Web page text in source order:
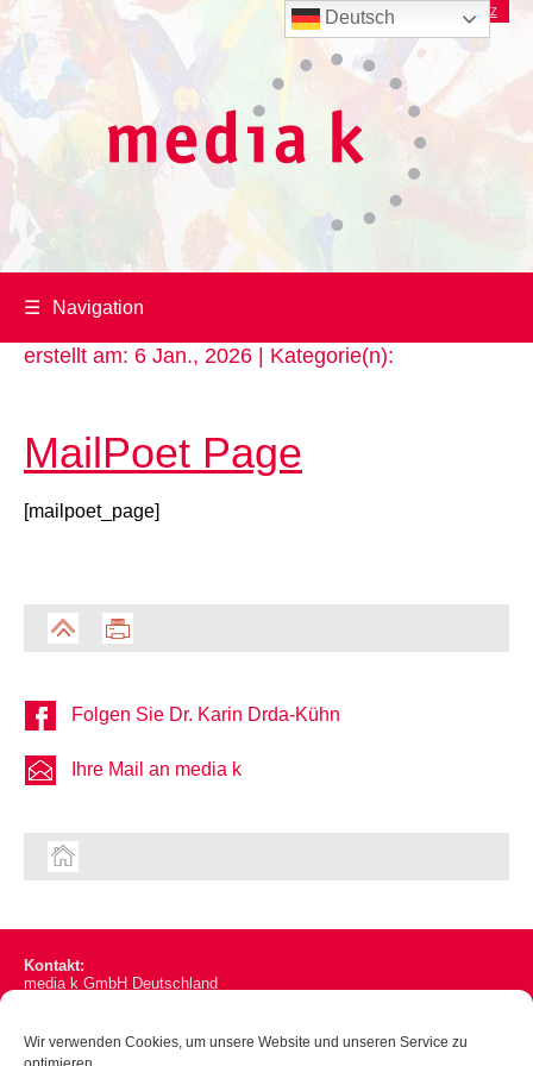
Wir verwenden Cookies, um unsere Website und unseren Service zu
Imprint Datenschutz
☰ Navigation
erstellt am: 6 Jan., 2026 | Kategorie(n):
MailPoet Page
[mailpoet_page]
Folgen Sie Dr. Karin Drda-Kühn
Ihre Mail an media k
Kontakt:
media k GmbH Deutschland
Gentzgasse 105/4, A-1180 Wien
Deutsch